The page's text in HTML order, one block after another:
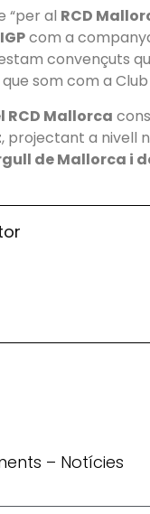
“per al RCD
com a
convençuts
som com a Club
RCD Mallorca
, projectant a nivell
de Mallorca i
– Notícies